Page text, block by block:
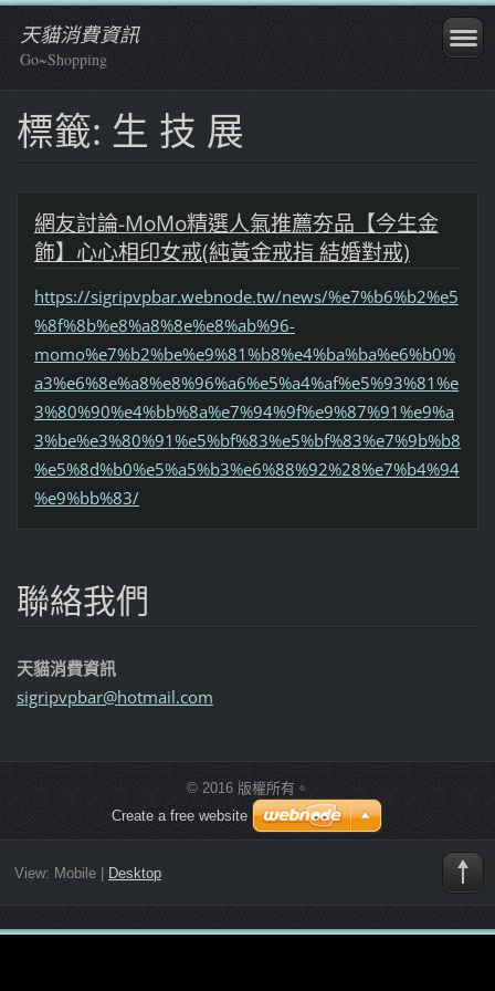
天貓消費資訊
Go~Shopping
標籤: 生 技 展
網友討論-MoMo精選人氣推薦夯品【今生金
飾】心心相印女戒(純黃金戒指 結婚對戒)
https://sigripvpbar.webnode.tw/news/%e7%b6%b2%e5
%8f%8b%e8%a8%8e%e8%ab%96-
momo%e7%b2%be%e9%81%b8%e4%ba%ba%e6%b0%
a3%e6%8e%a8%e8%96%a6%e5%a4%af%e5%93%81%e
3%80%90%e4%bb%8a%e7%94%9f%e9%87%91%e9%a
3%be%e3%80%91%e5%bf%83%e5%bf%83%e7%9b%b8
%e5%8d%b0%e5%a5%b3%e6%88%92%28%e7%b4%94
%e9%bb%83/
聯絡我們
天貓消費資訊
sigripvpbar@hotmail.com
© 2016 版權所有。
Create a free website
View: Mobile| Desktop